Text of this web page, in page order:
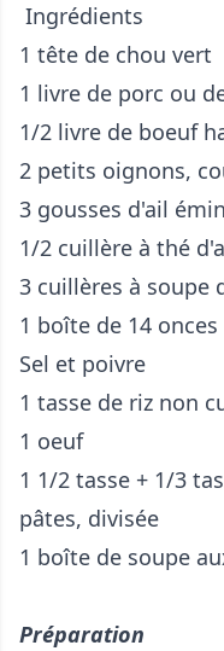
Ingrédients
1 tête de chou vert
1 livre de porc ou
1/2 livre de boeuf
2 petits oignons,
3 gousses d'ail
1/2 cuillère à thé
3 cuillères à soupe
1 boîte de 14
Sel et poivre
1 tasse de riz non
1 oeuf
1 1/2 tasse + 1/3
pâtes, divisée
1 boîte de soupe
Préparation